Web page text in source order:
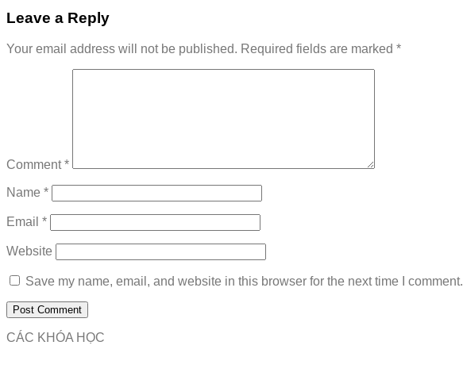
Leave a Reply
Your email address will not be published. Required fields are marked *
Comment*
Name *
Email *
Website
Save my name, email, and website in this browser for the next time I comment.
CÁC KHÓA HỌC